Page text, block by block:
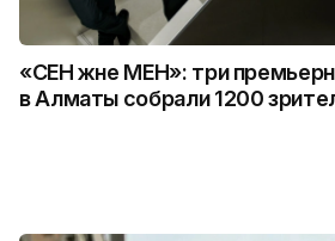
«СЕН және МЕН»: три
в Алматы собрали 1200